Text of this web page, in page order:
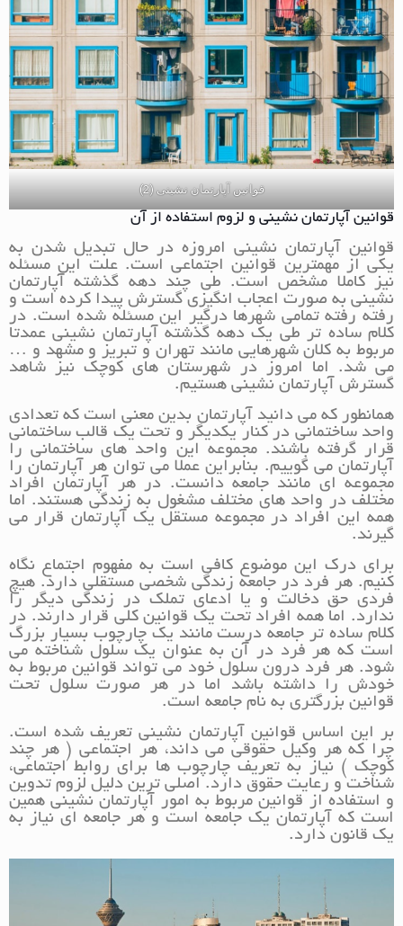
قوانین آپارتمان نشینی (2)
قوانین آپارتمان نشینی و لزوم استفاده از آن
قوانین آپارتمان نشینی امروزه در حال تبدیل شدن به
یکی از مهمترین قوانین اجتماعی است. علت این مسئله
نیز کاملا مشخص است. طی چند دهه گذشته آپارتمان
نشینی به صورت اعجاب انگیزی گسترش پیدا کرده است و
رفته رفته تمامی شهرها درگیر این مسئله شده است. در
کلام ساده تر طی یک دهه گذشته آپارتمان نشینی عمدتا
مربوط به کلان شهرهایی مانند تهران و تبریز و مشهد و …
می شد. اما امروز در شهرستان های کوچک نیز شاهد
گسترش آپارتمان نشینی هستیم.
همانطور که می دانید آپارتمان بدین معنی است که تعدادی
واحد ساختمانی در کنار یکدیگر و تحت یک قالب ساختمانی
قرار گرفته باشند. مجموعه این واحد های ساختمانی را
آپارتمان می گوییم. بنابراین عملا می توان هر آپارتمان را
مجموعه ای مانند جامعه دانست. در هر آپارتمان افراد
مختلف در واحد های مختلف مشغول به زندگی هستند. اما
همه این افراد در مجموعه مستقل یک آپارتمان قرار می
گیرند.
برای درک این موضوع کافی است به مفهوم اجتماع نگاه
کنیم. هر فرد در جامعه زندگی شخصی مستقلی دارد. هیچ
فردی حق دخالت و یا ادعای تملک در زندگی دیگر را
ندارد. اما همه افراد تحت یک قوانین کلی قرار دارند. در
کلام ساده تر جامعه درست مانند یک چارچوب بسیار بزرگ
است که هر فرد در آن به عنوان یک سلول شناخته می
شود. هر فرد درون سلول خود می تواند قوانین مربوط به
خودش را داشته باشد اما در هر صورت سلول تحت
قوانین بزرگتری به نام جامعه است.
بر این اساس قوانین آپارتمان نشینی تعریف شده است.
چرا که هر وکیل حقوقی می داند، هر اجتماعی ( هر چند
کوچک ) نیاز به تعریف چارچوب ها برای روابط اجتماعی،
شناخت و رعایت حقوق دارد. اصلی ترین دلیل لزوم تدوین
و استفاده از قوانین مربوط به امور آپارتمان نشینی همین
است که آپارتمان یک جامعه است و هر جامعه ای نیاز به
یک قانون دارد.